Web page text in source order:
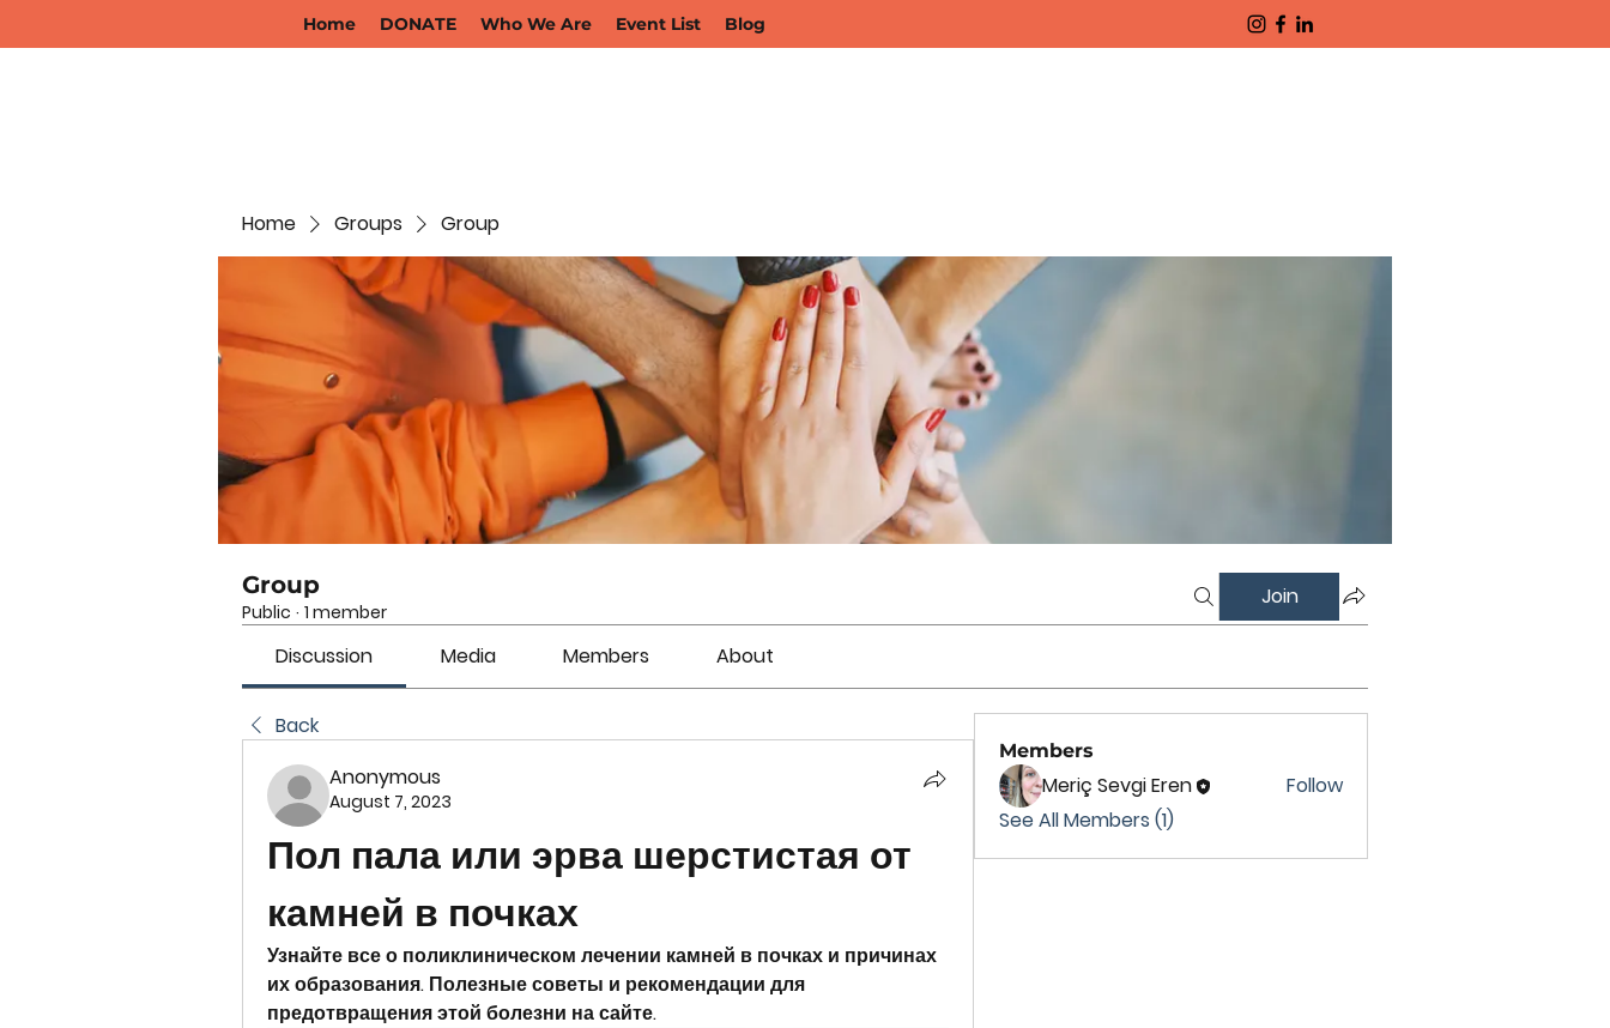
Home DONATE Who We Are Event List Blog
Home Groups Group
Group
Public · 1 member
Join
Discussion Media Members About
Back
Anonymous
August 7, 2023
Пол пала или эрва шерстистая от
камней в почках
Узнайте все о поликлиническом лечении камней в почках и причинах
их образования. Полезные советы и рекомендации для
предотвращения этой болезни на сайте.
Members
Meriç Sevgi Eren
Follow
See All Members (1)